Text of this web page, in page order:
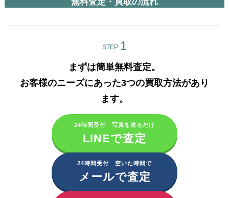
STEP
まずは簡単無料査定。
お客様のニーズにあった3つの買取方法があり
ます。​
24時間受付 写真を送るだけ
LINEで査定
24時間受付 空いた時間で
メールで査定